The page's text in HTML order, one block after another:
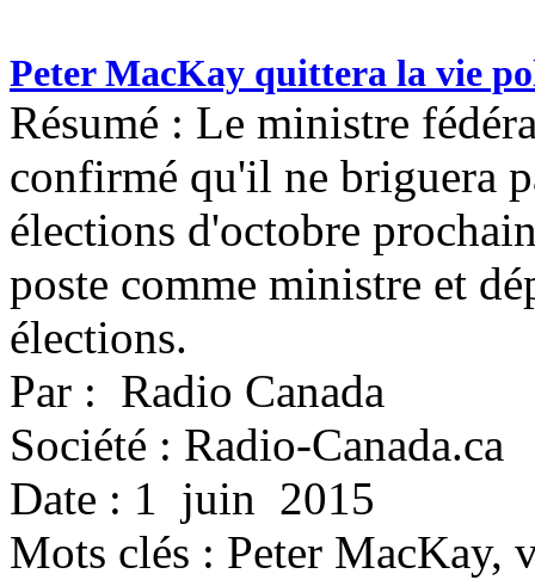
Peter MacKay quittera la vie
Résumé : Le ministre
confirmé qu'il ne briguera
élections d'octobre
poste comme ministre et
élections.
Par : Radio Canada
Société : Radio-Canada.ca
Date : 1 juin 2015
Mots clés : Peter MacKay,